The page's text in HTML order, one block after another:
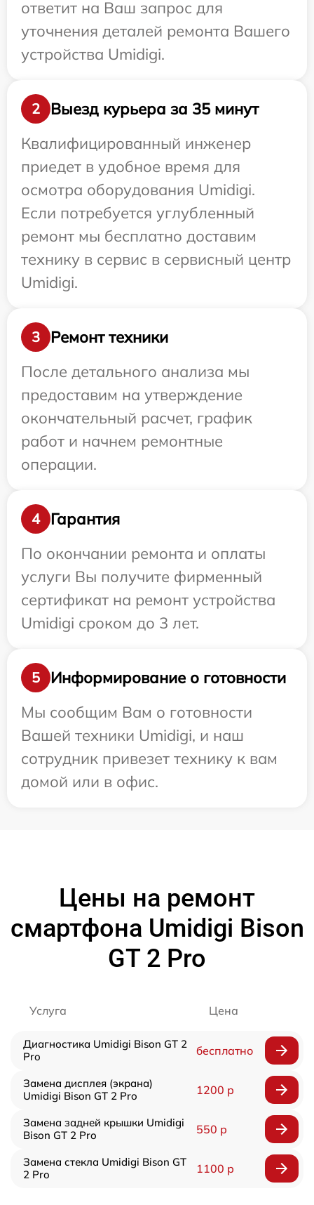
ответит на Ваш запрос для
уточнения деталей ремонта Вашего
устройства Umidigi.
2
Выезд курьера за 35 минут
Квалифицированный инженер
приедет в удобное время для
осмотра оборудования Umidigi.
Если потребуется углубленный
ремонт мы бесплатно доставим
технику в сервис в сервисный центр
Umidigi.
3
Ремонт техники
После детального анализа мы
предоставим на утверждение
окончательный расчет, график
работ и начнем ремонтные
операции.
4
Гарантия
По окончании ремонта и оплаты
услуги Вы получите фирменный
сертификат на ремонт устройства
Umidigi сроком до 3 лет.
5
Информирование о готовности
Мы сообщим Вам о готовности
Вашей техники Umidigi, и наш
сотрудник привезет технику к вам
домой или в офис.
Цены на ремонт
смартфона Umidigi Bison
GT 2 Pro
Услуга Цена
Диагностика Umidigi Bison GT 2
Pro
бесплатно
Замена дисплея (экрана)
Umidigi Bison GT 2 Pro
1200 р
Замена задней крышки Umidigi
Bison GT 2 Pro
550 р
Замена стекла Umidigi Bison GT
2 Pro
1100 р